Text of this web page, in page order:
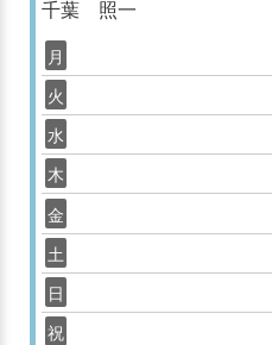
千葉 照一
月
火
水
木
金
土
日
祝